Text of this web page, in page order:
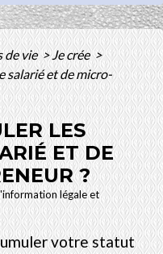
de vie > Je crée >
salarié et de micro-
LES
ET DE
?
légale et
votre statut